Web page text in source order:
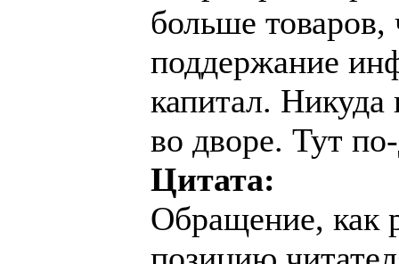
больше
поддержание
капитал. Никуда
во дворе. Тут
Цитата:
Обращение, как